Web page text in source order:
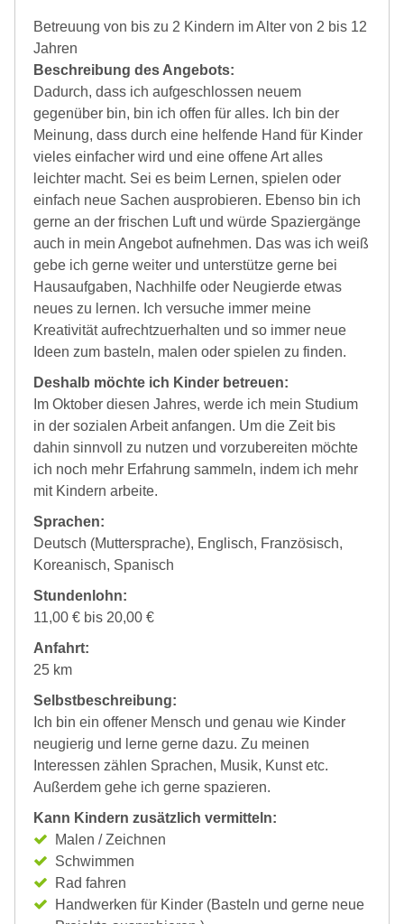
Betreuung von bis zu 2 Kindern im Alter von 2 bis 12
Jahren
Beschreibung des Angebots:
Dadurch, dass ich aufgeschlossen neuem
gegenüber bin, bin ich offen für alles. Ich bin der
Meinung, dass durch eine helfende Hand für Kinder
vieles einfacher wird und eine offene Art alles
leichter macht. Sei es beim Lernen, spielen oder
einfach neue Sachen ausprobieren. Ebenso bin ich
gerne an der frischen Luft und würde Spaziergänge
auch in mein Angebot aufnehmen. Das was ich weiß
gebe ich gerne weiter und unterstütze gerne bei
Hausaufgaben, Nachhilfe oder Neugierde etwas
neues zu lernen. Ich versuche immer meine
Kreativität aufrechtzuerhalten und so immer neue
Ideen zum basteln, malen oder spielen zu finden.
Deshalb möchte ich Kinder betreuen:
Im Oktober diesen Jahres, werde ich mein Studium
in der sozialen Arbeit anfangen. Um die Zeit bis
dahin sinnvoll zu nutzen und vorzubereiten möchte
ich noch mehr Erfahrung sammeln, indem ich mehr
mit Kindern arbeite.
Sprachen:
Deutsch (Muttersprache), Englisch, Französisch,
Koreanisch, Spanisch
Stundenlohn:
11,00 € bis 20,00 €
Anfahrt:
25 km
Selbstbeschreibung:
Ich bin ein offener Mensch und genau wie Kinder
neugierig und lerne gerne dazu. Zu meinen
Interessen zählen Sprachen, Musik, Kunst etc.
Außerdem gehe ich gerne spazieren.
Kann Kindern zusätzlich vermitteln:
Malen / Zeichnen
Schwimmen
Rad fahren
Handwerken für Kinder (Basteln und gerne neue